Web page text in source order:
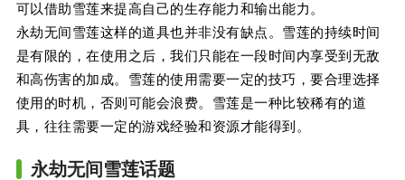
可以借助雪莲来提高自己的生存能力和输出能力。
永劫无间雪莲这样的道具也并非没有缺点。雪莲的持续时间
是有限的，在使用之后，我们只能在一段时间内享受到无敌
和高伤害的加成。雪莲的使用需要一定的技巧，要合理选择
使用的时机，否则可能会浪费。雪莲是一种比较稀有的道
具，往往需要一定的游戏经验和资源才能得到。
永劫无间雪莲话题